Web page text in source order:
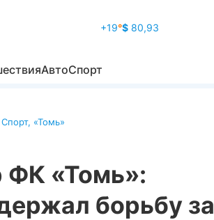
+19°$ 80,93
АвтоСпорт
Спорт, «Томь»
ФК «Томь»:
борьбу за